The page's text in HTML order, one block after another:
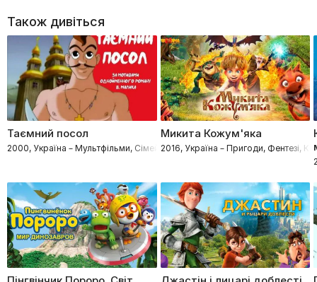
Також дивіться
Таємний посол
2000, Україна – Мультфільми, Сімейні
Микита Кожум'яка
2016, Україна – Пригоди, Фентезі,